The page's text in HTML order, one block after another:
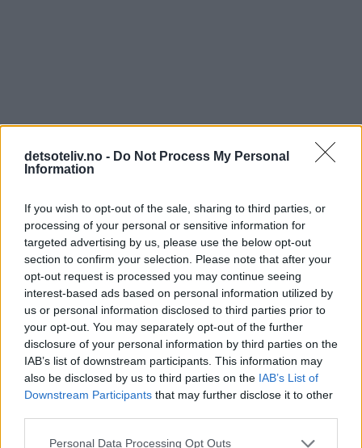
detsoteliv.no - Do Not Process My Personal
Information
If you wish to opt-out of the sale, sharing to third parties, or
processing of your personal or sensitive information for
targeted advertising by us, please use the below opt-out
section to confirm your selection. Please note that after your
opt-out request is processed you may continue seeing
interest-based ads based on personal information utilized by
us or personal information disclosed to third parties prior to
your opt-out. You may separately opt-out of the further
disclosure of your personal information by third parties on the
IAB’s list of downstream participants. This information may
also be disclosed by us to third parties on the IAB’s List of
Downstream Participants that may further disclose it to other
Personal Data Processing Opt Outs